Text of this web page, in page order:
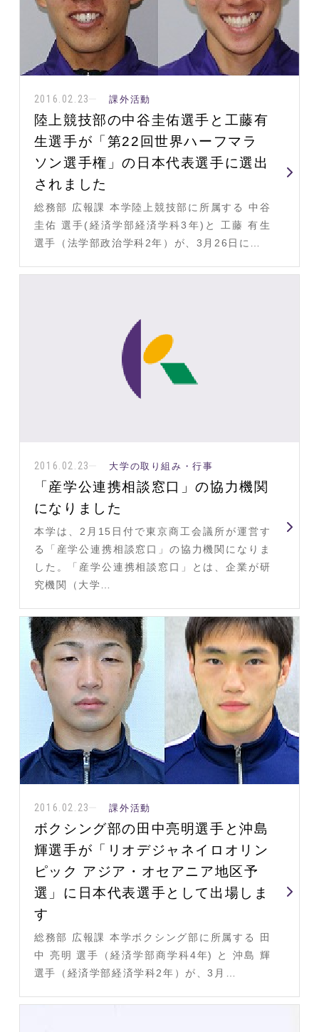
2016.02.23 課外活動
陸上競技部の中谷圭佑選手と工藤有
生選手が「第22回世界ハーフマラ
ソン選手権」の日本代表選手に選出
されました
総務部 広報課 本学陸上競技部に所属する 中谷
圭佑 選手(経済学部経済学科3年)と 工藤 有生
選手（法学部政治学科2年）が、3月26日に…
2016.02.23 大学の取り組み・行事
「産学公連携相談窓口」の協力機関
になりました
本学は、2月15日付で東京商工会議所が運営す
る「産学公連携相談窓口」の協力機関になりま
した。「産学公連携相談窓口」とは、企業が研
究機関（大学…
2016.02.23 課外活動
ボクシング部の田中亮明選手と沖島
輝選手が「リオデジャネイロオリン
ピック アジア・オセアニア地区予
選」に日本代表選手として出場しま
す
総務部 広報課 本学ボクシング部に所属する 田
中 亮明 選手（経済学部商学科4年) と 沖島 輝
選手（経済学部経済学科2年）が、3月…